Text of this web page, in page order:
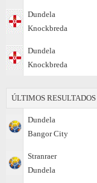
Dundela
Knockbreda
Dundela
Knockbreda
ÚLTIMOS RESULTADOS
Dundela
Bangor City
Stranraer
Dundela